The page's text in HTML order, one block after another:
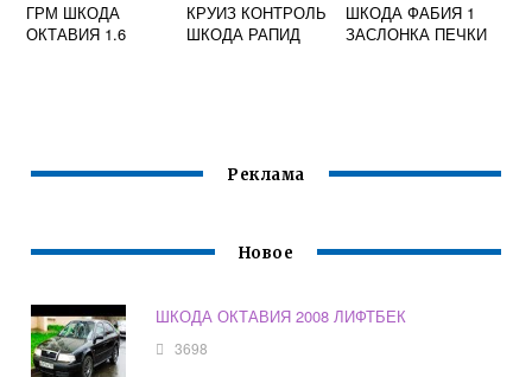
ГРМ ШКОДА
ОКТАВИЯ 1.6
КРУИЗ КОНТРОЛЬ
ШКОДА РАПИД
ШКОДА ФАБИЯ 1
ЗАСЛОНКА ПЕЧКИ
Реклама
Новое
ШКОДА ОКТАВИЯ 2008 ЛИФТБЕК
3698